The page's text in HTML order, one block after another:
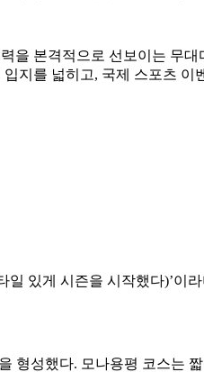
을 본격적으로 선보이는 무대
지를 넓히고, 국제 스포츠 이
일 있게 시즌을 시작했다)’이
형성했다. 모나용평 코스는 짧